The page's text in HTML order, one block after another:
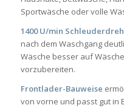
Sportwäsche oder volle
1400 U/min
nach dem Waschgang
Wäsche besser auf
vorzubereiten.
Frontlader-Bauweise
von vorne und passt gut in